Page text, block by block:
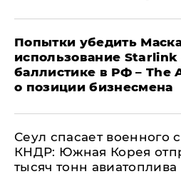
Попытки убедить
использование
баллистике в РФ – The
о позиции бизнесмена
​Сеул спасает военного
КНДР: Южная Корея
тысяч тонн авиатоплива